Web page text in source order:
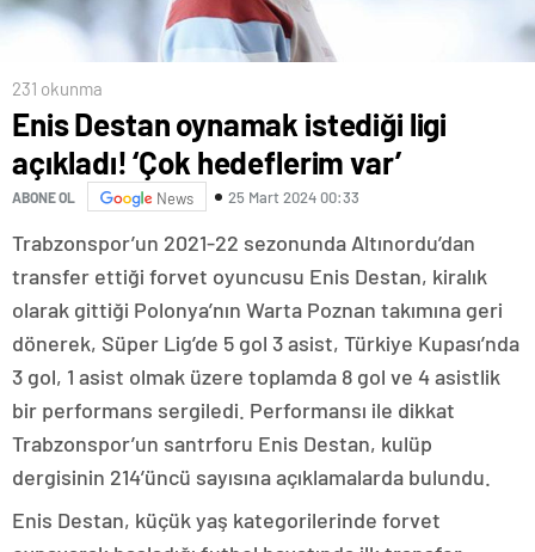
231 okunma
Enis Destan oynamak istediği ligi
açıkladı! ‘Çok hedeflerim var’
ABONE OL News 25 Mart 2024 00:33
Trabzonspor’un 2021-22 sezonunda Altınordu’dan
transfer ettiği forvet oyuncusu Enis Destan, kiralık
olarak gittiği Polonya’nın Warta Poznan takımına geri
dönerek, Süper Lig’de 5 gol 3 asist, Türkiye Kupası’nda
3 gol, 1 asist olmak üzere toplamda 8 gol ve 4 asistlik
bir performans sergiledi. Performansı ile dikkat
Trabzonspor’un santrforu Enis Destan, kulüp
dergisinin 214’üncü sayısına açıklamalarda bulundu.
Enis Destan, küçük yaş kategorilerinde forvet